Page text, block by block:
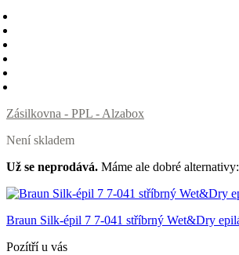
Zásilkovna - PPL - Alzabox
Není skladem
Už se neprodává. Máme ale dobré alternativy:
Braun Silk-épil 7 7-041 stříbrný Wet&Dry
Pozítří u vás